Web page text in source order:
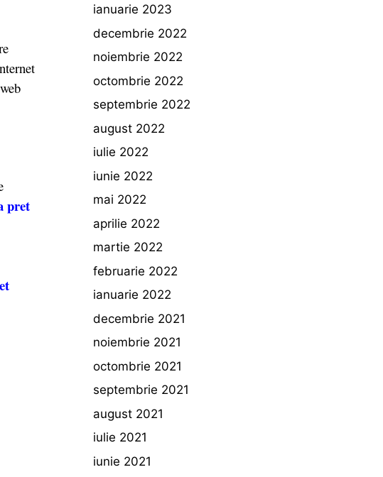
pret
ianuarie 2023
decembrie 2022
noiembrie 2022
octombrie 2022
septembrie 2022
august 2022
iulie 2022
iunie 2022
mai 2022
aprilie 2022
martie 2022
februarie 2022
ianuarie 2022
decembrie 2021
noiembrie 2021
octombrie 2021
septembrie 2021
august 2021
iulie 2021
iunie 2021